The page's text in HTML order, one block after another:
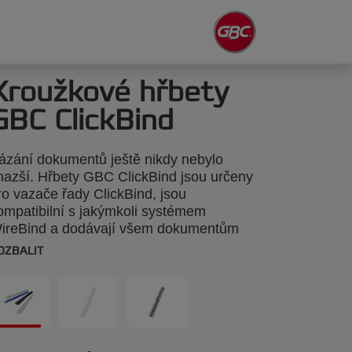
hřbety
ClickBind
dokumentů ještě nikdy nebylo
Hřbety GBC ClickBind jsou určeny
vazače řady ClickBind, jsou
s jakýmkoli systémem
a dodávají všem dokumentům
a trvanlivý vzhled. Dokumenty
nástroje na otevírání hřbetu.
ledově čirá. Hřbet: 8 mm. Lze
až 45 listů. Formát A4. Balení: 50